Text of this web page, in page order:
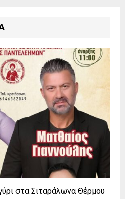
στα Σιταράλωνα Θέρμου